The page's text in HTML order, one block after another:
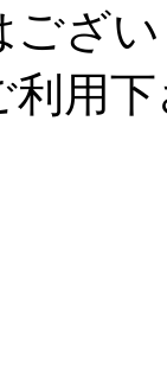
ざ
利用